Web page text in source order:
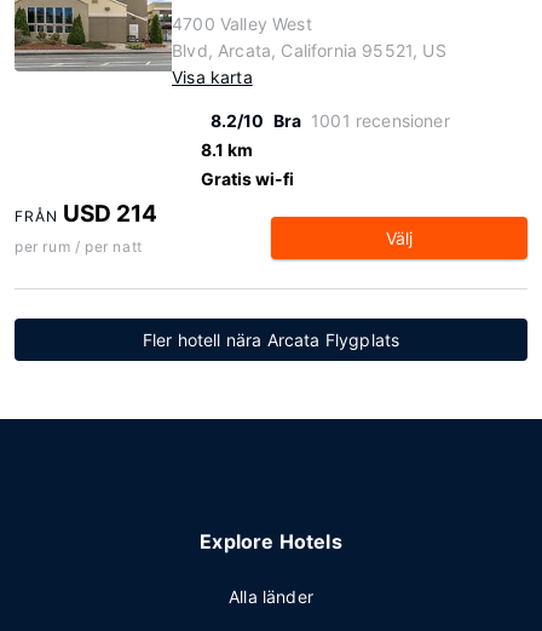
4700 Valley West
Blvd, Arcata, California 95521, US
Visa karta
8.2/10 Bra 1001 recensioner
8.1 km
Gratis wi-fi
FRÅN USD 214
per rum / per natt Välj
Fler hotell nära Arcata Flygplats
Explore Hotels
Alla länder